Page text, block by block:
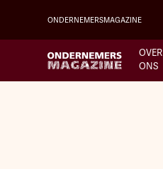
ONDERNEMERSMAGAZINE
OVER
ONS